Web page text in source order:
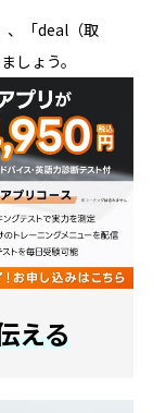
、「deal（取
しょう。
える